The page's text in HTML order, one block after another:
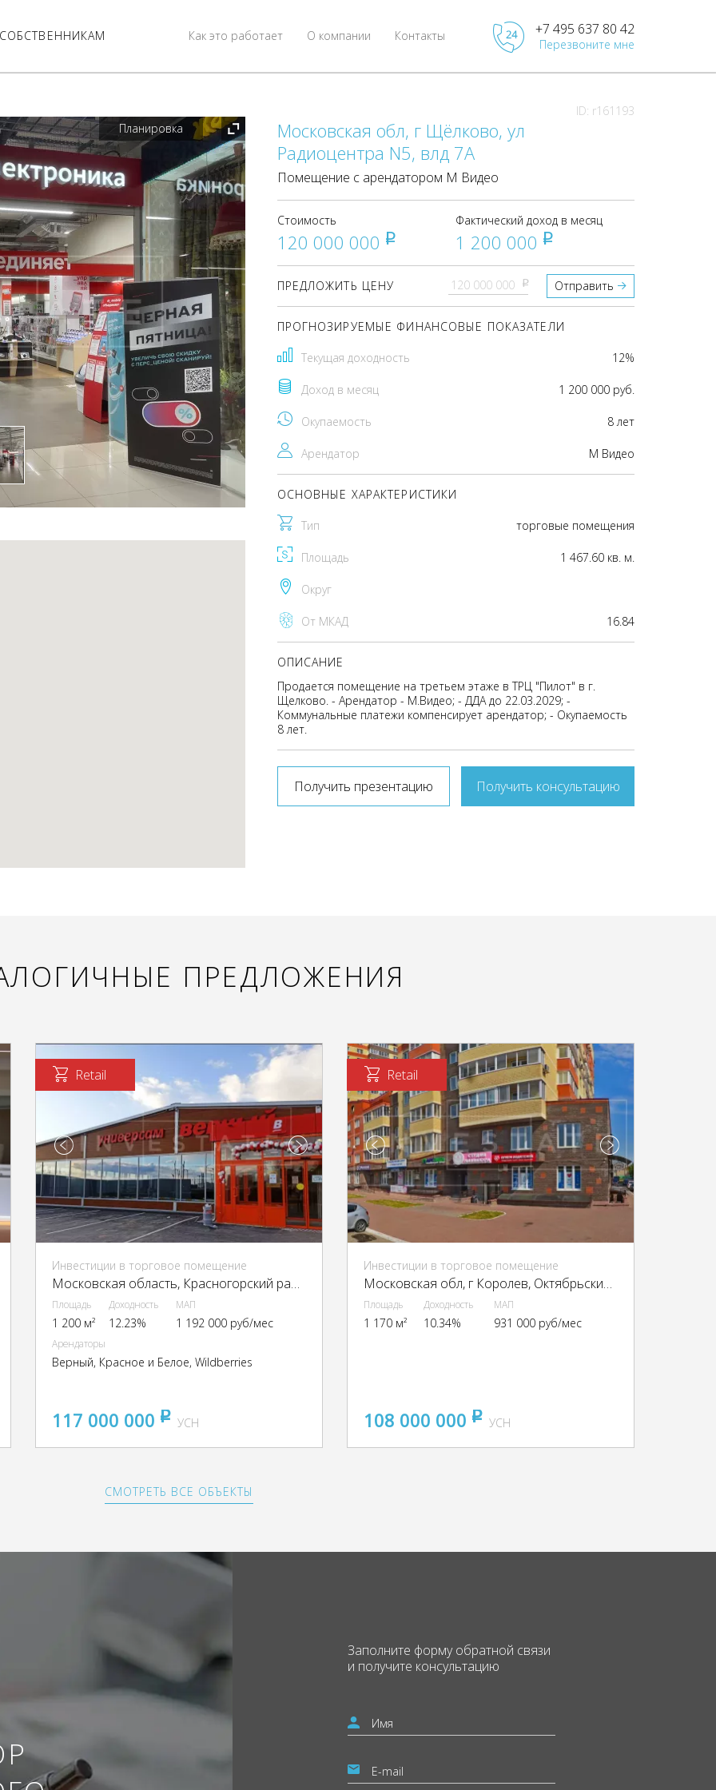
Контакты
О компании
Как это работает +7 495 637 80 42
Перезвоните мне
ID: r161193
Планировка
Московская обл, г Щёлково, ул
Радиоцентра N5, влд 7А
Помещение с арендатором М Видео
Стоимость
120 000 000 pуб
Фактический доход в месяц
1 200 000 pуб
ПРЕДЛОЖИТЬ ЦЕНУ pуб Отправить
ПРОГНОЗИРУЕМЫЕ ФИНАНСОВЫЕ ПОКАЗАТЕЛИ
Текущая доходность 12%
Доход в месяц 1 200 000 руб.
Окупаемость 8 лет
Арендатор М Видео
ОСНОВНЫЕ ХАРАКТЕРИСТИКИ
Тип торговые помещения
Площадь 1 467.60 кв. м.
Округ
От МКАД 16.84
ОПИСАНИЕ
Продается помещение на третьем этаже в ТРЦ "Пилот" в г.
Щелково. - Арендатор - М.Видео; - ДДА до 22.03.2029; -
Коммунальные платежи компенсирует арендатор; - Окупаемость
8 лет.
Получить презентацию Получить консультацию
ПРЕДЛОЖЕНИЯ
Retail
Инвестиции в торговое помещение
Московская область, Красногорский район, Сабурово, 226
Площадь
1 200 м²
Доходность
12.23%
МАП
1 192 000 руб/мес
Арендаторы
Верный, Красное и Белое, Wildberries
117 000 000 pуб
УСН
Retail
Инвестиции в торговое помещение
Московская обл, г Королев, Октябрьский б-р, д 5
Площадь
1 170 м²
Доходность
10.34%
МАП
931 000 руб/мес
108 000 000 pуб
УСН
СМОТРЕТЬ ВСЕ ОБЪЕКТЫ
Заполните формуобратной связи
и получите консультацию